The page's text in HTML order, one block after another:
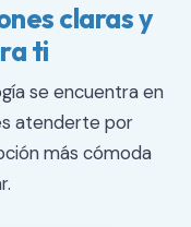
claras y
ti
se encuentra en
atenderte por
más cómoda